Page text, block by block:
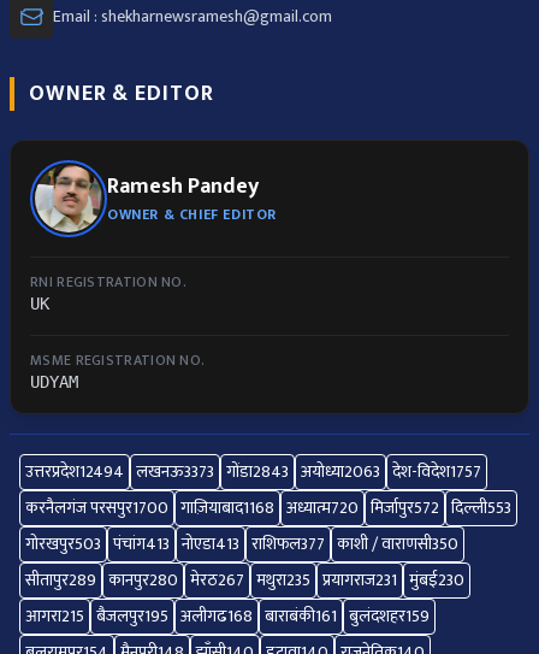
Email : shekharnewsramesh@gmail.com
OWNER & EDITOR
Ramesh Pandey
OWNER & CHIEF EDITOR
RNI REGISTRATION NO.
UK
MSME REGISTRATION NO.
UDYAM
उत्तरप्रदेश12494 लखनऊ3373 गोंडा2843 अयोध्या2063 देश-विदेश1757
करनैलगंज परसपुर1700 गाज़ियाबाद1168 अध्यात्म720 मिर्जापुर572 दिल्ली553
गोरखपुर503 पंचांग413 नोएडा413 राशिफल377 काशी / वाराणसी350
सीतापुर289 कानपुर280 मेरठ267 मथुरा235 प्रयागराज231 मुंबई230
आगरा215 बैजलपुर195 अलीगढ168 बाराबंकी161 बुलंदशहर159